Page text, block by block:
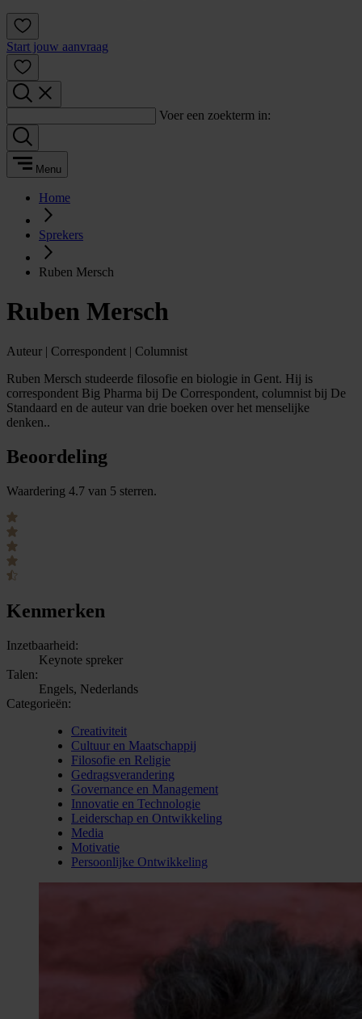
Start jouw aanvraag
Voer een zoekterm in:
Menu
Home
Sprekers
Ruben Mersch
Ruben Mersch
Auteur | Correspondent | Columnist
Ruben Mersch studeerde filosofie en biologie in Gent. Hij is
correspondent Big Pharma bij De Correspondent, columnist bij De
Standaard en de auteur van drie boeken over het menselijke
denken..
Beoordeling
Waardering 4.7 van 5 sterren.
Kenmerken
Inzetbaarheid:
Keynote spreker
Talen:
Engels, Nederlands
Categorieën:
Creativiteit
Cultuur en Maatschappij
Filosofie en Religie
Gedragsverandering
Governance en Management
Innovatie en Technologie
Leiderschap en Ontwikkeling
Media
Motivatie
Persoonlijke Ontwikkeling